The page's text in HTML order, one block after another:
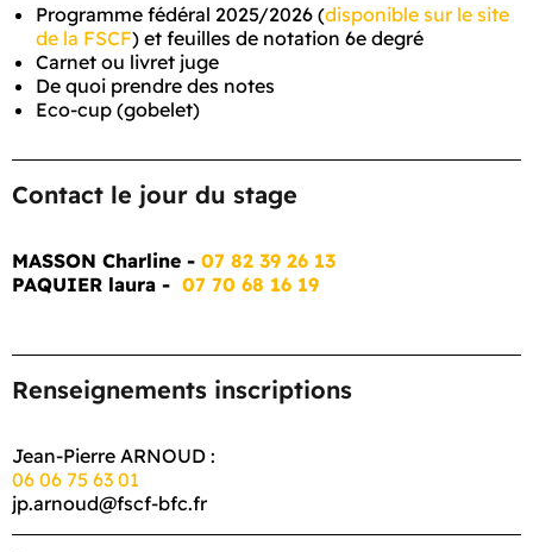
Programme fédéral 2025/2026 (disponible sur le site
de la FSCF) et feuilles de notation 6e degré
Carnet ou livret juge
De quoi prendre des notes
Eco-cup (gobelet)
Contact le jour du stage
MASSON Charline - 07 82 39 26 13
PAQUIER laura - 07 70 68 16 19
Renseignements inscriptions
Jean-Pierre ARNOUD :
06 06 75 63 01
jp.arnoud@fscf-bfc.fr